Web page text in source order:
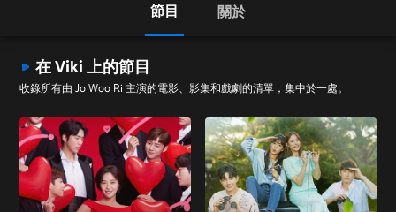
節目 關於
在 Viki 上的節目
收錄所有由 Jo Woo Ri 主演的電影、影集和戲劇的清單，集中於一處。